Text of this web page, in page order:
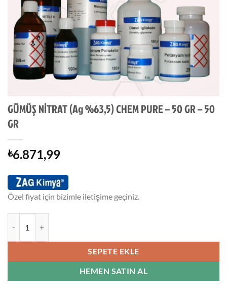
GÜMÜŞ NİTRAT (Ag %63,5) CHEM PURE – 50 GR – 50
GR
₺6.871,99
Özel fiyat için bizimle iletişime geçiniz.
SEPETE EKLE
HEMEN SATIN AL